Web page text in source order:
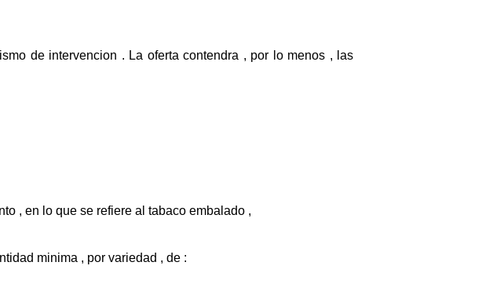
de intervencion . La oferta contendra , por lo menos , las
, en lo que se refiere al tabaco embalado ,
minima , por variedad , de :